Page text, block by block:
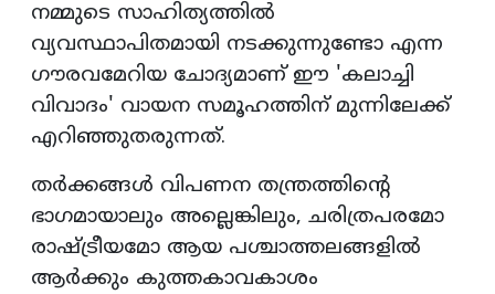
നമ്മുടെ സാഹിത്യത്തിൽ
വ്യവസ്ഥാപിതമായി നടക്കുന്നുണ്ടോ എന്ന
ഗൗരവമേറിയ ചോദ്യമാണ് ഈ 'കലാച്ചി
വിവാദം' വായന സമൂഹത്തിന് മുന്നിലേക്ക്
എറിഞ്ഞുതരുന്നത്.
തർക്കങ്ങൾ വിപണന തന്ത്രത്തിന്റെ
ഭാഗമായാലും അല്ലെങ്കിലും, ചരിത്രപരമോ
രാഷ്ട്രീയമോ ആയ പശ്ചാത്തലങ്ങളിൽ
ആർക്കും കുത്തകാവകാശം